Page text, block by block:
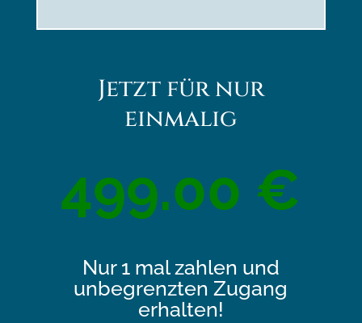
Jetzt für nur
einmalig
499.00 €
Nur 1 mal zahlen und
unbegrenzten Zugang
erhalten!